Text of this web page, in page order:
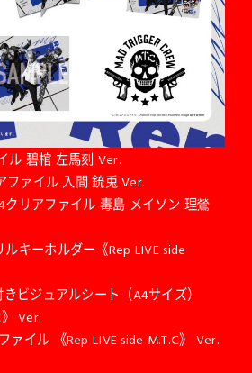
ル 碧棺 左馬刻 Ver.
ファイル 入間 銃兎 Ver.
クリアファイル 毒島 メイソン 理鶯
キーホルダー《Rep LIVE side
ビジュアルシート（A4サイズ）
》 Ver.
ァイル 《Rep LIVE side M.T.C》 Ver.